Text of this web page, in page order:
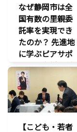
なぜ静岡市は全
国有数の里親委
託率を実現でき
たのか？ 先進地
に学ぶピアサポ
ートと支援体制
の核心
こども政策
児童福祉法
児童虐待対策
社会的養護
【こども・若者